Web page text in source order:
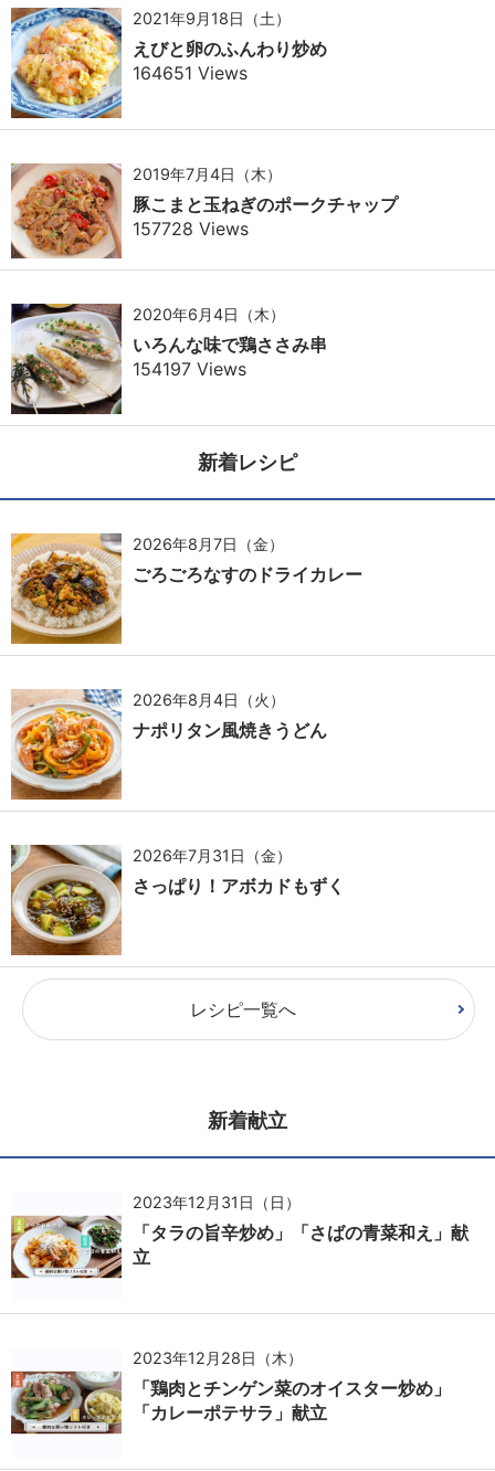
2021年9月18日（土）
えびと卵のふんわり炒め
164651 Views
2019年7月4日（木）
豚こまと玉ねぎのポークチャップ
157728 Views
2020年6月4日（木）
いろんな味で鶏ささみ串
154197 Views
新着レシピ
2026年8月7日（金）
ごろごろなすのドライカレー
2026年8月4日（火）
ナポリタン風焼きうどん
2026年7月31日（金）
さっぱり！アボカドもずく
レシピ一覧へ
新着献立
2023年12月31日（日）
「タラの旨辛炒め」「さばの青菜和え」献
立
2023年12月28日（木）
「鶏肉とチンゲン菜のオイスター炒め」
「カレーポテサラ」献立